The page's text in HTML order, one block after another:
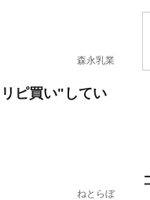
森永乳業
ピ買い"してい
ねとらぼ